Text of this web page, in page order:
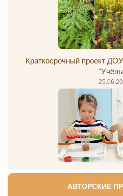
Краткосрочный проект
АВТОРСКИЕ